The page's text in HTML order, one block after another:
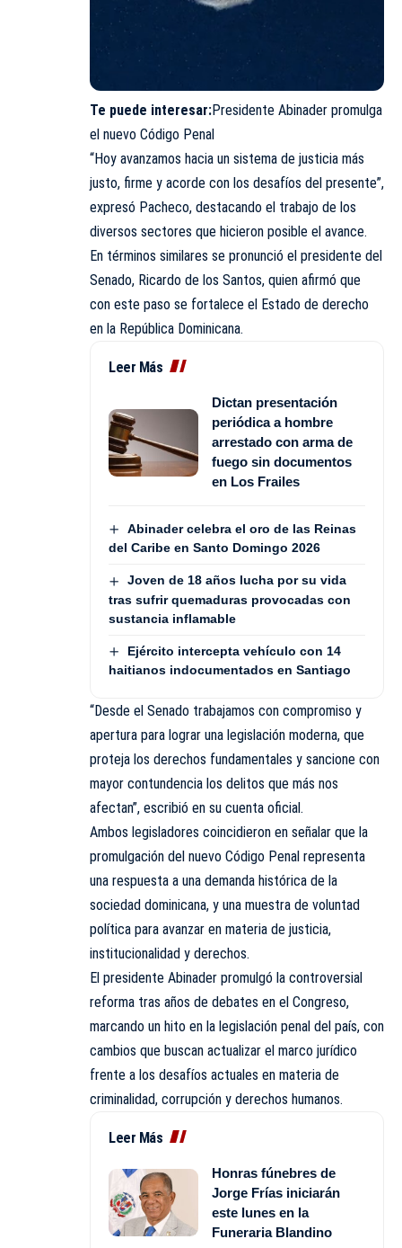
Te puede interesar:Presidente Abinader promulga
el nuevo Código Penal
“Hoy avanzamos hacia un sistema de justicia más
justo, firme y acorde con los desafíos del presente”,
expresó Pacheco, destacando el trabajo de los
diversos sectores que hicieron posible el avance.
En términos similares se pronunció el presidente del
Senado, Ricardo de los Santos, quien afirmó que
con este paso se fortalece el Estado de derecho
en la República Dominicana.
Leer Más
Dictan presentación
periódica a hombre
arrestado con arma de
fuego sin documentos
en Los Frailes
Abinader celebra el oro de las Reinas
del Caribe en Santo Domingo 2026
Joven de 18 años lucha por su vida
tras sufrir quemaduras provocadas con
sustancia inflamable
Ejército intercepta vehículo con 14
haitianos indocumentados en Santiago
“Desde el Senado trabajamos con compromiso y
apertura para lograr una legislación moderna, que
proteja los derechos fundamentales y sancione con
mayor contundencia los delitos que más nos
afectan”, escribió en su cuenta oficial.
Ambos legisladores coincidieron en señalar que la
promulgación del nuevo Código Penal representa
una respuesta a una demanda histórica de la
sociedad dominicana, y una muestra de voluntad
política para avanzar en materia de justicia,
institucionalidad y derechos.
El presidente Abinader promulgó la controversial
reforma tras años de debates en el Congreso,
marcando un hito en la legislación penal del país, con
cambios que buscan actualizar el marco jurídico
frente a los desafíos actuales en materia de
criminalidad, corrupción y derechos humanos.
Leer Más
Honras fúnebres de
Jorge Frías iniciarán
este lunes en la
Funeraria Blandino